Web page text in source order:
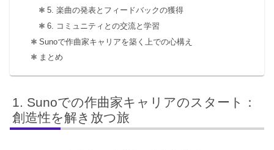
5. 楽曲の発表とフィードバックの獲得
6. コミュニティとの交流と学習
Sunoで作曲家キャリアを築く上での心構え
まとめ
Sunoでの作曲家キャリアのスタート：
創造性を解き放つ旅